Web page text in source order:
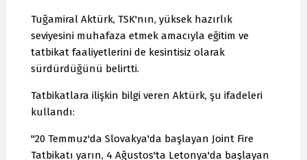
Tuğamiral Aktürk, TSK'nın, yüksek hazırlık
seviyesini muhafaza etmek amacıyla eğitim ve
tatbikat faaliyetlerini de kesintisiz olarak
sürdürdüğünü belirtti.
Tatbikatlara ilişkin bilgi veren Aktürk, şu ifadeleri
kullandı:
"20 Temmuz'da Slovakya'da başlayan Joint Fire
Tatbikatı yarın, 4 Ağustos'ta Letonya'da başlayan